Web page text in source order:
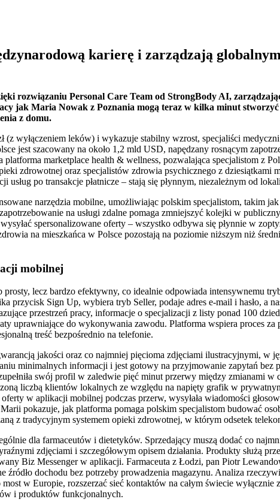
karierę i zarządzają
rozwiązaniu Personal Care Team od StrongBody AI,
jak Maria Nowak z Poznania mogą teraz w kilka minut
z domu.
wyłączeniem leków) i wykazuje stabilny wzrost, specjaliści
szacowany na około 1,2 mld USD, napędzany rosnącym
platforma marketplace health & wellness, pozwalająca specjalistom z
zdrowotnej oraz specjalistów zdrowia psychicznego z
po transakcje płatnicze – stają się płynnym, niezależnym od
narzędzia mobilne, umożliwiając polskim specjalistom, takim
na usługi zdalne pomaga zmniejszyć kolejki w
spersonalizowane oferty – wszystko odbywa się płynnie w
na mieszkańca w Polsce pozostają na poziomie niższym niż
mobilnej
lecz bardzo efektywny, co idealnie odpowiada intensywnemu
przycisk Sign Up, wybiera tryb Seller, podaje adres e-mail i hasło, a
przestrzeń pracy, informacje o specjalizacji z listy ponad 100
do wykonywania zawodu. Platforma wspiera proces za
treść bezpośrednio na telefonie.
jakości oraz co najmniej pięcioma zdjęciami ilustracyjnymi, w
minimalnych informacji i jest gotowy na przyjmowanie zapytań bez
swój profil w zaledwie pięć minut przerwy między zmianami w
liczbą klientów lokalnych ze względu na napięty grafik w
w aplikacji mobilnej podczas przerw, wysyłała wiadomości
pokazuje, jak platforma pomaga polskim specjalistom budować
z tradycyjnym systemem opieki zdrowotnej, w którym odsetek
dla farmaceutów i dietetyków. Sprzedający muszą dodać co
zdjęciami i szczegółowym opisem działania. Produkty służą
Biz Messenger w aplikacji. Farmaceuta z Łodzi, pan Piotr
dochodu bez potrzeby prowadzenia magazynu. Analiza
w Europie, rozszerzać sieć kontaktów na całym świecie wyłącznie
i produktów funkcjonalnych.